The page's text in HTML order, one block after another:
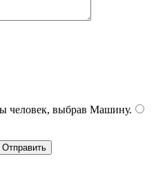
человек, выбрав Машину.